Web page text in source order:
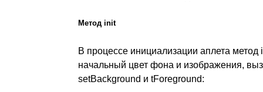
Метод init
В процессе инициализации аплета метод
начальный цвет фона и изображения,
setBackground и tForeground: